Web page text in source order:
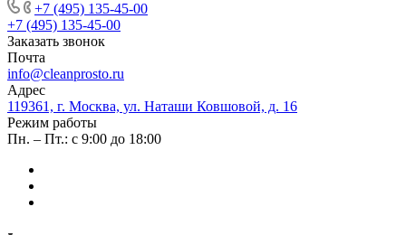
+7 (495) 135-45-00
+7 (495) 135-45-00
Заказать звонок
Почта
info@cleanprosto.ru
Адрес
119361, г. Москва, ул. Наташи Ковшовой, д. 16
Режим работы
Пн. – Пт.: с 9:00 до 18:00